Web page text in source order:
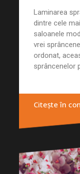
Laminarea
dintre cele
saloanele
vrei
ordonat,
sprâncenelor
Citește în